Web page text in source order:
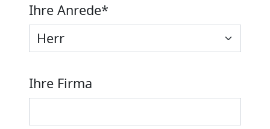
Ihre Anrede*
Ihre Firma